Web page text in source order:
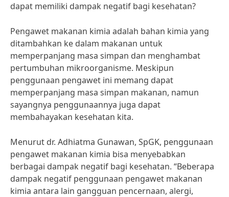
dapat memiliki dampak negatif bagi kesehatan?
Pengawet makanan kimia adalah bahan kimia yang
ditambahkan ke dalam makanan untuk
memperpanjang masa simpan dan menghambat
pertumbuhan mikroorganisme. Meskipun
penggunaan pengawet ini memang dapat
memperpanjang masa simpan makanan, namun
sayangnya penggunaannya juga dapat
membahayakan kesehatan kita.
Menurut dr. Adhiatma Gunawan, SpGK, penggunaan
pengawet makanan kimia bisa menyebabkan
berbagai dampak negatif bagi kesehatan. “Beberapa
dampak negatif penggunaan pengawet makanan
kimia antara lain gangguan pencernaan, alergi,